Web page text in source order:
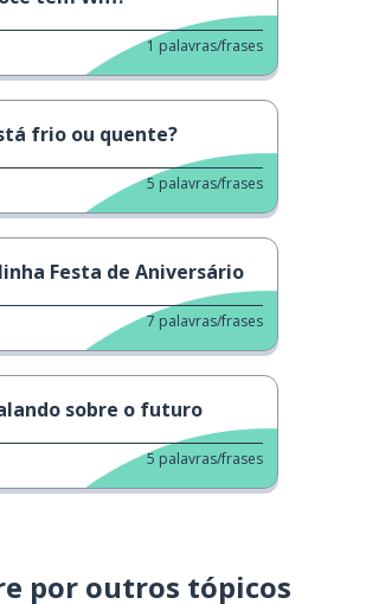
1 palavras/frases
frio ou quente?
5 palavras/frases
Festa de Aniversário
7 palavras/frases
sobre o futuro
5 palavras/frases
por outros tópicos